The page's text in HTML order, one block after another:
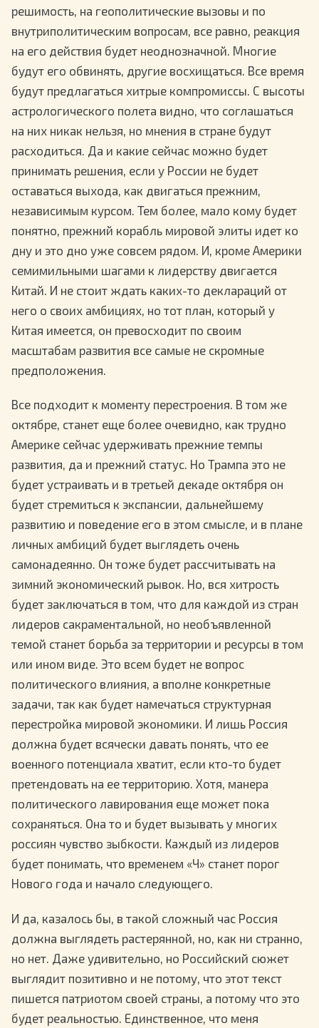
решимость, на геополитические вызовы и по
внутриполитическим вопросам, все равно, реакция
на его действия будет неоднозначной. Многие
будут его обвинять, другие восхищаться. Все время
будут предлагаться хитрые компромиссы. С высоты
астрологического полета видно, что соглашаться
на них никак нельзя, но мнения в стране будут
расходиться. Да и какие сейчас можно будет
принимать решения, если у России не будет
оставаться выхода, как двигаться прежним,
независимым курсом. Тем более, мало кому будет
понятно, прежний корабль мировой элиты идет ко
дну и это дно уже совсем рядом. И, кроме Америки
семимильными шагами к лидерству двигается
Китай. И не стоит ждать каких-то деклараций от
него о своих амбициях, но тот план, который у
Китая имеется, он превосходит по своим
масштабам развития все самые не скромные
предположения.
Все подходит к моменту перестроения. В том же
октябре, станет еще более очевидно, как трудно
Америке сейчас удерживать прежние темпы
развития, да и прежний статус. Но Трампа это не
будет устраивать и в третьей декаде октября он
будет стремиться к экспансии, дальнейшему
развитию и поведение его в этом смысле, и в плане
личных амбиций будет выглядеть очень
самонадеянно. Он тоже будет рассчитывать на
зимний экономический рывок. Но, вся хитрость
будет заключаться в том, что для каждой из стран
лидеров сакраментальной, но необъявленной
темой станет борьба за территории и ресурсы в том
или ином виде. Это всем будет не вопрос
политического влияния, а вполне конкретные
задачи, так как будет намечаться структурная
перестройка мировой экономики. И лишь Россия
должна будет всячески давать понять, что ее
военного потенциала хватит, если кто-то будет
претендовать на ее территорию. Хотя, манера
политического лавирования еще может пока
сохраняться. Она то и будет вызывать у многих
россиян чувство зыбкости. Каждый из лидеров
будет понимать, что временем «Ч» станет порог
Нового года и начало следующего.
И да, казалось бы, в такой сложный час Россия
должна выглядеть растерянной, но, как ни странно,
но нет. Даже удивительно, но Российский сюжет
выглядит позитивно и не потому, что этот текст
пишется патриотом своей страны, а потому что это
будет реальностью. Единственное, что меня